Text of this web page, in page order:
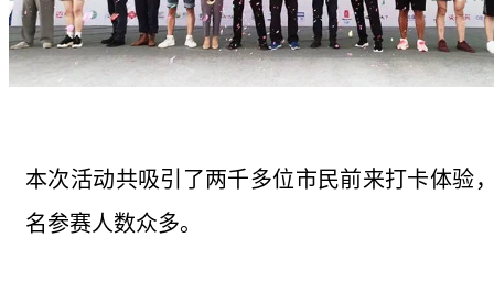
本次活动共吸引了两千多位市民前来打卡体验
名参赛人数众多。